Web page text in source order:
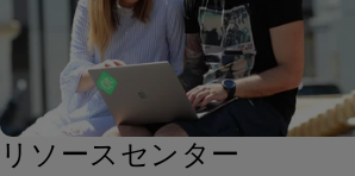
リソースセンター